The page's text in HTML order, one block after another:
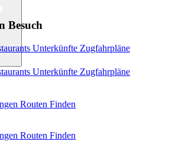
Unterkünfte Zugfahrpläne
Routen Finden
Besuch
Unterkünfte Zugfahrpläne
Routen Finden